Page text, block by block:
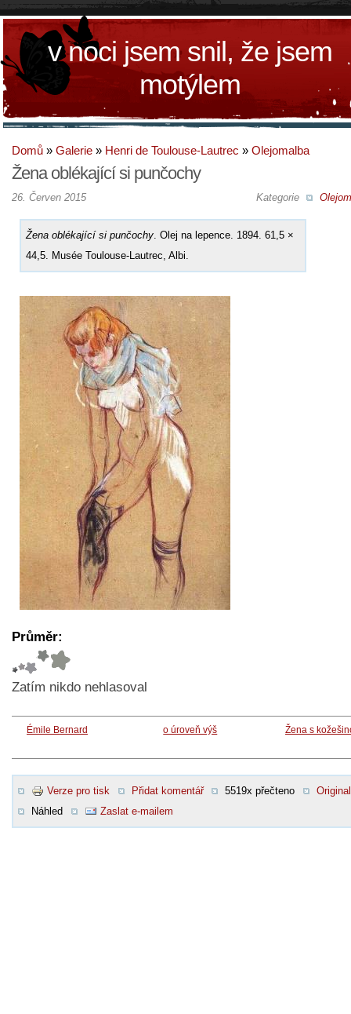
v noci jsem snil, že jsem
motýlem
Domů » Galerie » Henri de Toulouse-Lautrec » Olejomalba
Žena oblékající si punčochy
Kategorie
26. Červen 2015
Žena oblékající si punčochy . Olej na lepence. 1894. 61,5 ×
44,5. Musée Toulouse-Lautrec, Albi.
Průměr:
Zatím nikdo nehlasoval
Émile Bernard o úroveň výš Žena s
Verze pro tisk Přidat komentář 5519x přečteno
Original
Náhled
Zaslat e-mailem